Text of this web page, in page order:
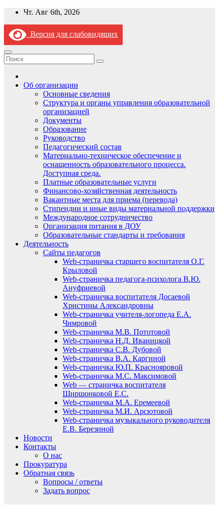
Перейти
содержимому
Чт. Авг 6th, 2026
Версия для слабовидящих
Об организации
Основные сведения
Структура и органы управления образовательной
организацией
Документы
Образование
Руководство
Педагогический состав
Материально-техническое обеспечение и
оснащенность образовательного процесса.
Доступная среда.
Платные образовательные услуги
Финансово-хозяйственная деятельность
Вакантные места для приема (перевода)
Стипендии и иные виды материальной поддержки
Международное сотрудничество
Организация питания в ДОУ
Образовательные стандарты и требования
Деятельность
Сайты педагогов
Web-страничка старшего воспитателя О.Г.
Крыловой
Web-страничка педагога-психолога В.Ю.
Ануфриевой
Web-страничка воспитателя Досаевой
Христины Александровны
Web-страничка учителя-логопеда Е.А.
Чимровой
Web-страничка М.В. Пототовой
Web-страничка Н.Д. Иваницкой
Web-страничка С.В. Дубовой
Web-страничка В.А. Каргиной
Web-страничка Ю.П. Краснояровой
Web-страничка М.С. Максимовой
Web — страничка воспитателя
Ширшонковой Е.С.
Web-страничка М.А. Еремеевой
Web-страничка М.И. Арсютовой
Web-страничка музыкального руководителя
Е.В. Березиной
Новости
Контакты
О нас
Прокуратура
Обратная связь
Вопросы / ответы
Задать вопрос